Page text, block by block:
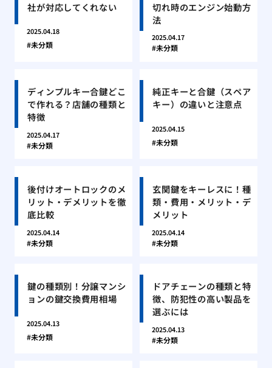
社が対応してくれない
2025.04.18
未分類
切れ時のエンジン始動方
法
2025.04.17
未分類
ディンプルキー合鍵どこ
で作れる？店舗の種類と
特徴
2025.04.17
未分類
純正キーと合鍵（スペア
キー）の違いと注意点
2025.04.15
未分類
後付けオートロックのメ
リット・デメリットを徹
底比較
2025.04.14
未分類
玄関鍵をキーレスに！種
類・費用・メリット・デ
メリット
2025.04.14
未分類
鍵の種類別！分譲マンシ
ョンの鍵交換費用相場
2025.04.13
未分類
ドアチェーンの種類と特
徴、防犯性の高い製品を
選ぶには
2025.04.13
未分類